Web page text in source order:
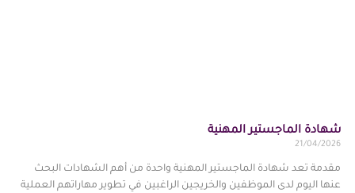
شهادة الماجستير المهنية
21/04/2026
مقدمة تعد شهادة الماجستير المهنية واحدة من أهم الشهادات البحث
عنها اليوم لدى الموظفين والخريجين الراغبين في تطوير مهاراتهم العملية